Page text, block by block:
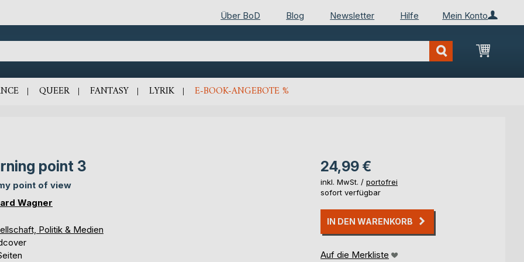
Mein Konto
Über BoD Blog Newsletter Hilfe
Mein
QUEER FANTASY LYRIK E-BOOK-ANGEBOTE %
point 3
point of view
Wagner
Politik & Medien
24,99 €
inkl. MwSt. / portofrei
sofort verfügbar
IN DEN WARENKORB
Auf die Merkliste